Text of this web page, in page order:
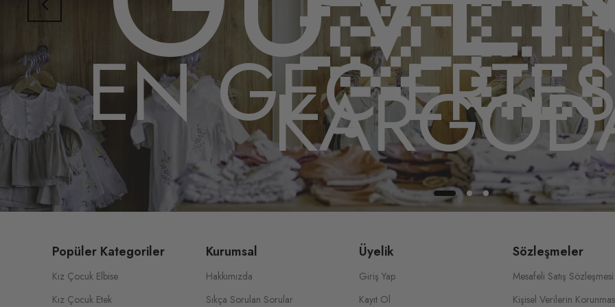
EN GEÇ
Popüler Kategoriler
Kız Çocuk Elbise
Kız Çocuk Etek
Kurumsal
Hakkımızda
Sıkça Sorulan Sorular
Üyelik
Giriş Yap
Kayıt Ol
Sözleşmeler
Mesafeli Satış Sözleşmesi
Kişisel Verilerin